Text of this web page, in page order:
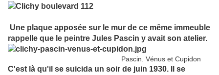
Une plaque apposée sur le mur de ce même immeuble
rappelle que le peintre Jules Pascin y avait son atelier.
Pascin. Vénus et Cupidon
C'est là qu'il se suicida un soir de juin 1930. Il se